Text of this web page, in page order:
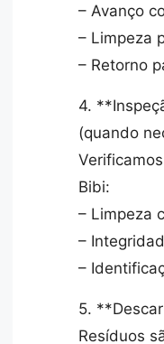
– Avanço
– Limpeza
– Retorno
4.
(quando
Bibi:
– Limpeza
–
–
5.
Resíduos